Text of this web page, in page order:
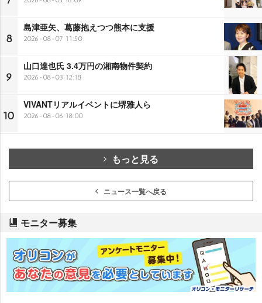
8
島津亜矢、葛藤抱えつつ熊本に支援
2026-08-07 11:50
9
山口達也氏 3.4万円の湘南物件契約
2026-08-03 12:18
10
VIVANTリアルイベントに堺雅人ら
2026-08-06 18:00
もっと見る
ニュース一覧へ戻る
モニター募集